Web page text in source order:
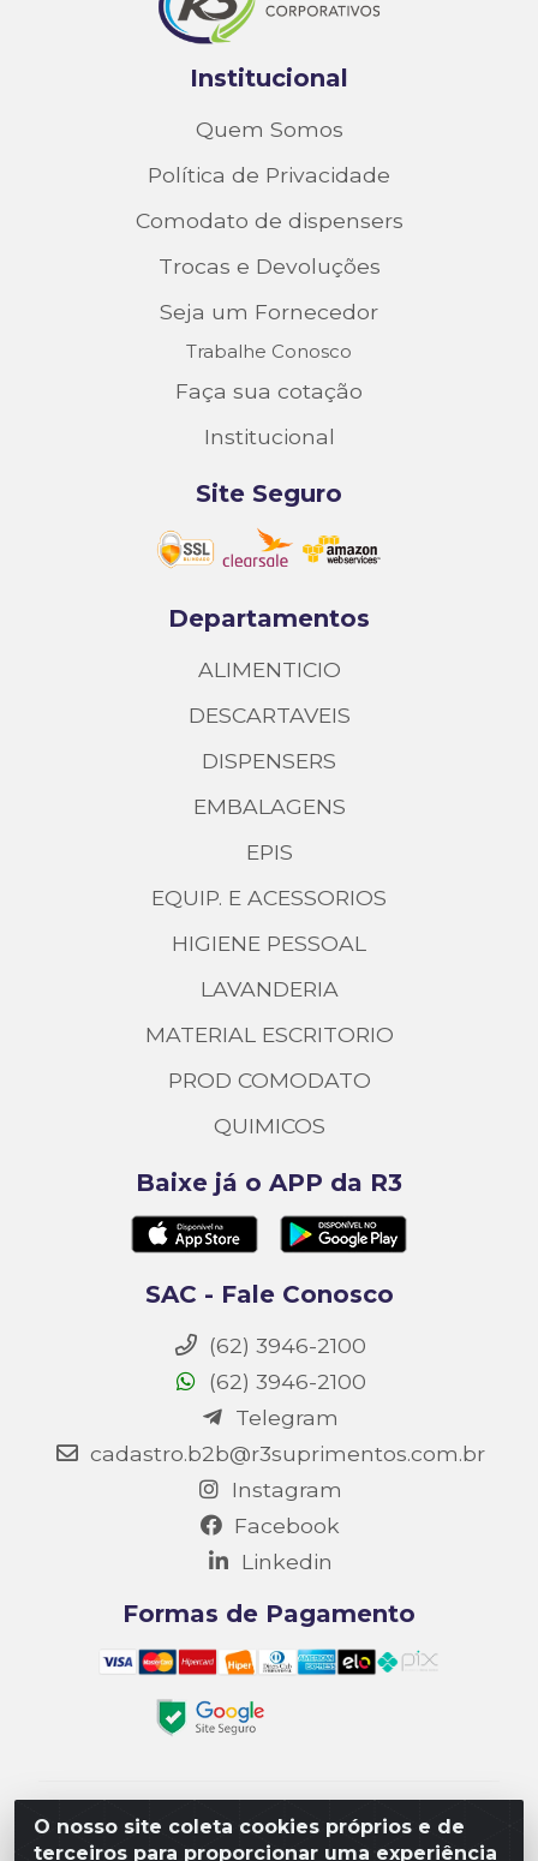
O nosso site coleta cookies próprios e de
terceiros para proporcionar uma experiência
Institucional
Quem Somos
Política de Privacidade
Comodato de dispensers
Trocas e Devoluções
Seja um Fornecedor
Trabalhe Conosco
Faça sua cotação
Institucional
Site Seguro
Departamentos
ALIMENTICIO
DESCARTAVEIS
DISPENSERS
EMBALAGENS
EPIS
EQUIP. E ACESSORIOS
HIGIENE PESSOAL
LAVANDERIA
MATERIAL ESCRITORIO
PROD COMODATO
QUIMICOS
Baixe já o APP da R3
SAC - Fale Conosco
(62) 3946-2100
(62) 3946-2100
Telegram
cadastro.b2b@r3suprimentos.com.br
Instagram
Facebook
Linkedin
Formas de Pagamento
Matriz R3 Suprimentos - Rua 14, Polo Empresarial
Goiás – Etapa III, Quadra: 15; Lote 04, Aparecida de